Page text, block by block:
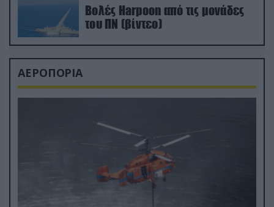
Βολές Harpoon από τις μονάδες
του ΠΝ (βίντεο)
ΑΕΡΟΠΟΡΙΑ